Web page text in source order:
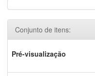
Conjunto de itens:
Pré-visualização